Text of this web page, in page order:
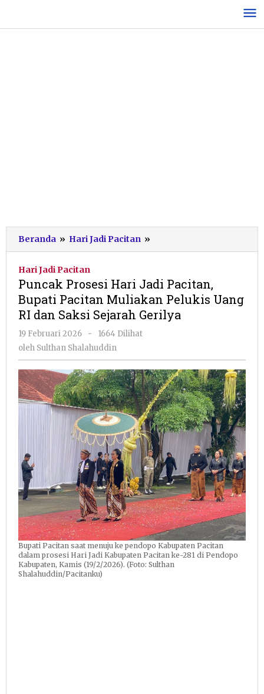
konten
Beranda » Hari Jadi Pacitan »
Prosesi
Pacitan,
Bupati
Pacitan
RI
dan
Saksi
Sejarah
Gerilya
Hari Jadi Pacitan
Puncak Prosesi Hari Jadi Pacitan,
Bupati Pacitan Muliakan Pelukis Uang
RI dan Saksi Sejarah Gerilya
19 Februari 2026
oleh
Sulthan
-
1664 Dilihat
oleh Sulthan Shalahuddin
Bupati Pacitan saat menuju ke pendopo Kabupaten Pacitan
dalam prosesi Hari Jadi Kabupaten Pacitan ke-281 di Pendopo
Kabupaten, Kamis (19/2/2026). (Foto: Sulthan
Shalahuddin/Pacitanku)